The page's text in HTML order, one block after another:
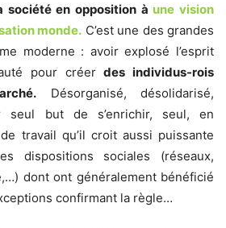
société en opposition à une vision
monde. C’est une des grandes
moderne : avoir explosé l’esprit
pour créerdes individus-rois
Désorganisé, désolidarisé,
seul but de s’enrichir, seul, en
travail qu’il croit aussi puissante
dispositions sociales (réseaux,
dont ont généralement bénéficié
confirmant la règle…